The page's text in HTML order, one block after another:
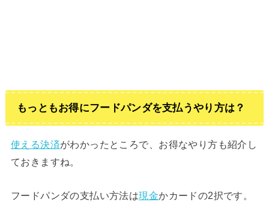
もっともお得にフードパンダを支払うやり方は？
使える決済がわかったところで、お得なやり方も紹介し
ておきますね。
フードパンダの支払い方法は現金かカードの2択です。